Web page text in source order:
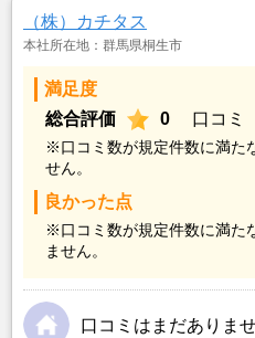
も空き家の状態で不動産を
を決めた。
（株）カチタス
本社所在地：群馬県桐生市
満足度
総合評価
0 口コミ
※口コミ数が規定件数に満た
せん。
良かった点
※口コミ数が規定件数に満た
ません。
口コミはまだありま